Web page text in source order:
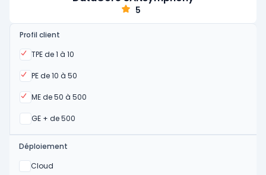
5
Profil client
TPE de 1 à 10
Oui
PE de 10 à 50
Oui
ME de 50 à 500
Oui
GE + de 500
Oui
Déploiement
Cloud
Oui